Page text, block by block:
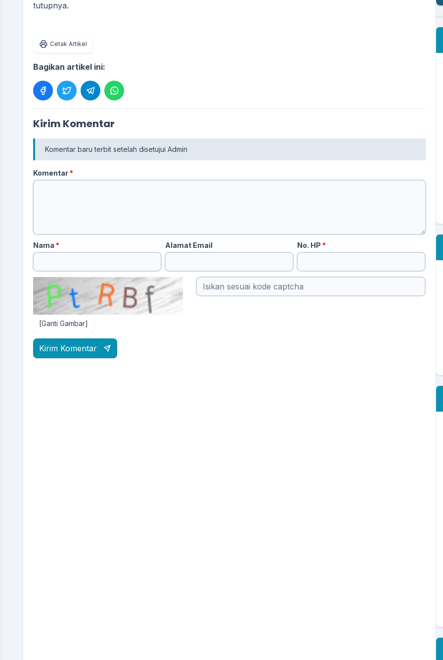
tutupnya.
Cetak Artikel
Bagikan artikel ini:
Kirim Komentar
Komentar baru terbit setelah disetujui Admin
Komentar*
Nama * Alamat Email No. HP*
[Ganti Gambar]
Kirim Komentar